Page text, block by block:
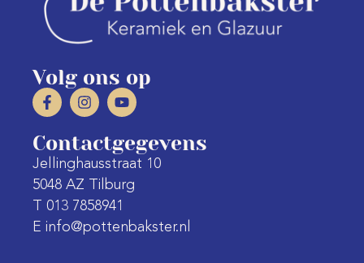
Volg ons op
Contactgegevens
Jellinghausstraat 10
5048 AZ Tilburg
T 013 7858941
E info@pottenbakster.nl